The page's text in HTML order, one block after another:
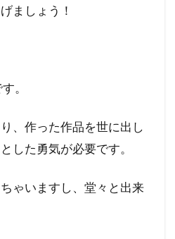
ましょう！
。
、作った作品を世に出し
した勇気が必要です。
ゃいますし、堂々と出来